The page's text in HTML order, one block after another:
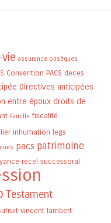
assurance obsèques
Convention PACS deces
Directives anticipées
entre époux droits de
Famille fiscalité
inhumation legs
pacs patrimoine
recel successoral
Testament
vincent lambert